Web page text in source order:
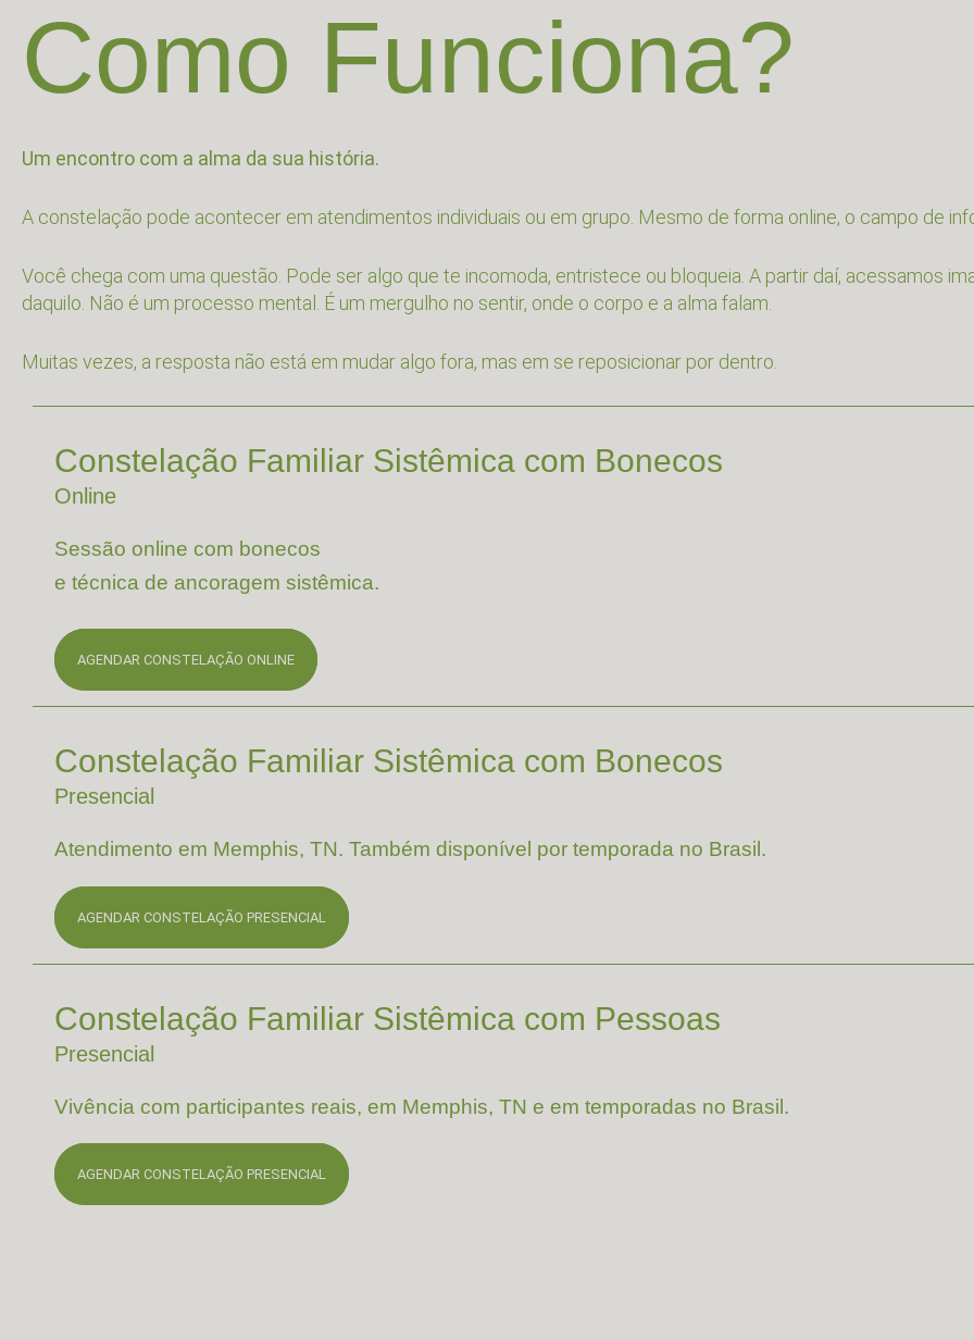
Como Funciona?
Um encontro com a alma da sua história.
A constelação pode acontecer em atendimentos individuais ou em grupo. Mesmo de forma online, o campo de
Você chega com uma questão. Pode ser algo que te incomoda, entristece ou bloqueia. A partir daí, acessamos
daquilo. Não é um processo mental. É um mergulho no sentir, onde o corpo e a alma falam.
Muitas vezes, a resposta não está em mudar algo fora, mas em se reposicionar por dentro.
Constelação Familiar Sistêmica com Bonecos
Online
Sessão online com bonecos
e técnica de ancoragem sistêmica.
AGENDAR CONSTELAÇÃO ONLINE
Constelação Familiar Sistêmica com Bonecos
Presencial
Atendimento em Memphis, TN. Também disponível por temporada no Brasil.
AGENDAR CONSTELAÇÃO PRESENCIAL
Constelação Familiar Sistêmica com Pessoas
Presencial
Vivência com participantes reais, em Memphis, TN e em temporadas no Brasil.
AGENDAR CONSTELAÇÃO PRESENCIAL